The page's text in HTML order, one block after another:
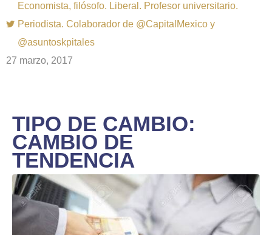
Economista, filósofo. Liberal. Profesor universitario.
Periodista. Colaborador de @CapitalMexico y
@asuntoskpitales
27 marzo, 2017
TIPO DE CAMBIO:
CAMBIO DE
TENDENCIA